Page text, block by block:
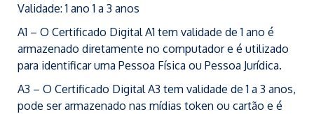
Validade: 1 ano 1 a 3 anos
A1 – O Certificado Digital A1 tem validade de 1 ano é
armazenado diretamente no computador e é utilizado
para identificar uma Pessoa Física ou Pessoa Jurídica.
A3 – O Certificado Digital A3 tem validade de 1 a 3 anos,
pode ser armazenado nas mídias token ou cartão e é